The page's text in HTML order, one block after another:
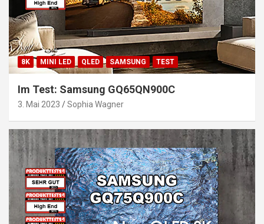
8K MINI LED QLED SAMSUNG TEST
Im Test: Samsung GQ65QN900C
3. Mai 2023 Sophia Wagner